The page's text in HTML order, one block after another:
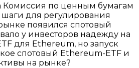
Комиссия по ценным бумагам
для регулирования
появился спотовый
у инвесторов надежду на
для Ethereum, но запуск
спотовый Ethereum-ETF и
на рынке?